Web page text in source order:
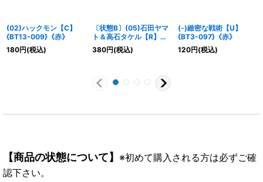
(02)ハックモン【C】
{BT13-009}《赤》
180円(税込)
〔状態B〕(05)石田ヤマ
ト＆高石タケル【R】
{ST21-13}《多》
380円(税込)
(-)緻密な戦術【U】
{BT3-097}《赤》
120円(税込)
【商品の状態について】 ※初めて購入される方は必ずご確
認下さい。